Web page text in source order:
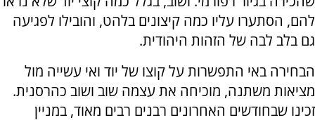
להם, הסתערו עליו כמה קיצונים בלהט, והובילו לפגיעה
גם בלב לבה של הזהות היהודית.
הבחירה באי התפשרות על קוצו של יוד ואי עשייה מול
מציאות משתנה, מוכיחה את עצמה שוב ושוב כהרסנית.
זכינו שבחודשים האחרונים רבנים רבים מאוד, במניין